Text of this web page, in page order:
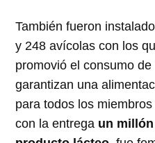
También fueron
y 248 avícolas con los
promovió el consumo
garantizan una
para todos los
con la entrega un